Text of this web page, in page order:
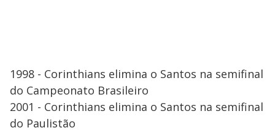
1998 - Corinthians elimina o Santos na semifinal
do Campeonato Brasileiro
2001 - Corinthians elimina o Santos na semifinal
do Paulistão